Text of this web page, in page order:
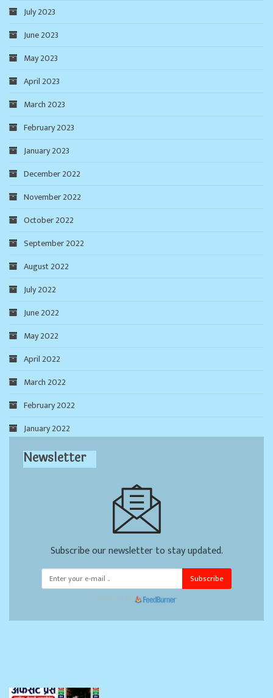
July 2023
June 2023
May 2023
April 2023
March 2023
February 2023
January 2023
December 2022
November 2022
October 2022
September 2022
August 2022
July 2022
June 2022
May 2022
April 2022
March 2022
February 2022
January 2022
Newsletter
Subscribe our newsletter to stay updated.
Subscribe